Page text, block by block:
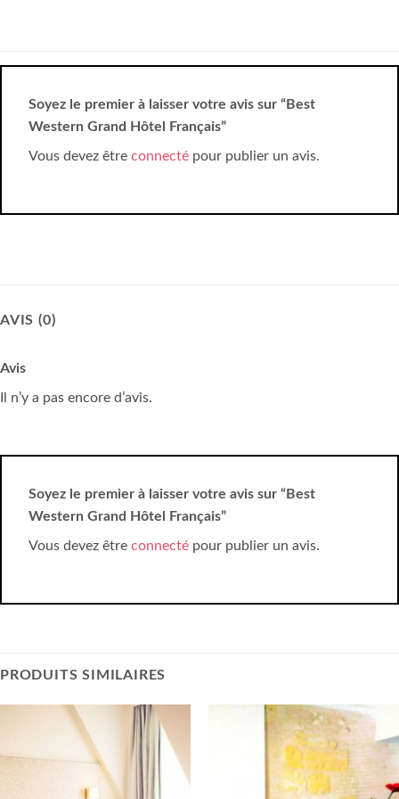
Soyez le premier à laisser votre avis sur “Best
Western Grand Hôtel Français”
Vous devez être connecté pour publier un avis.
AVIS (0)
Avis
Il n’y a pas encore d’avis.
Soyez le premier à laisser votre avis sur “Best
Western Grand Hôtel Français”
Vous devez être connecté pour publier un avis.
PRODUITS SIMILAIRES